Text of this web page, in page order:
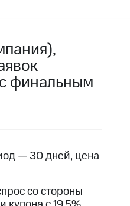
финальным
— 30 дней, цена
со стороны